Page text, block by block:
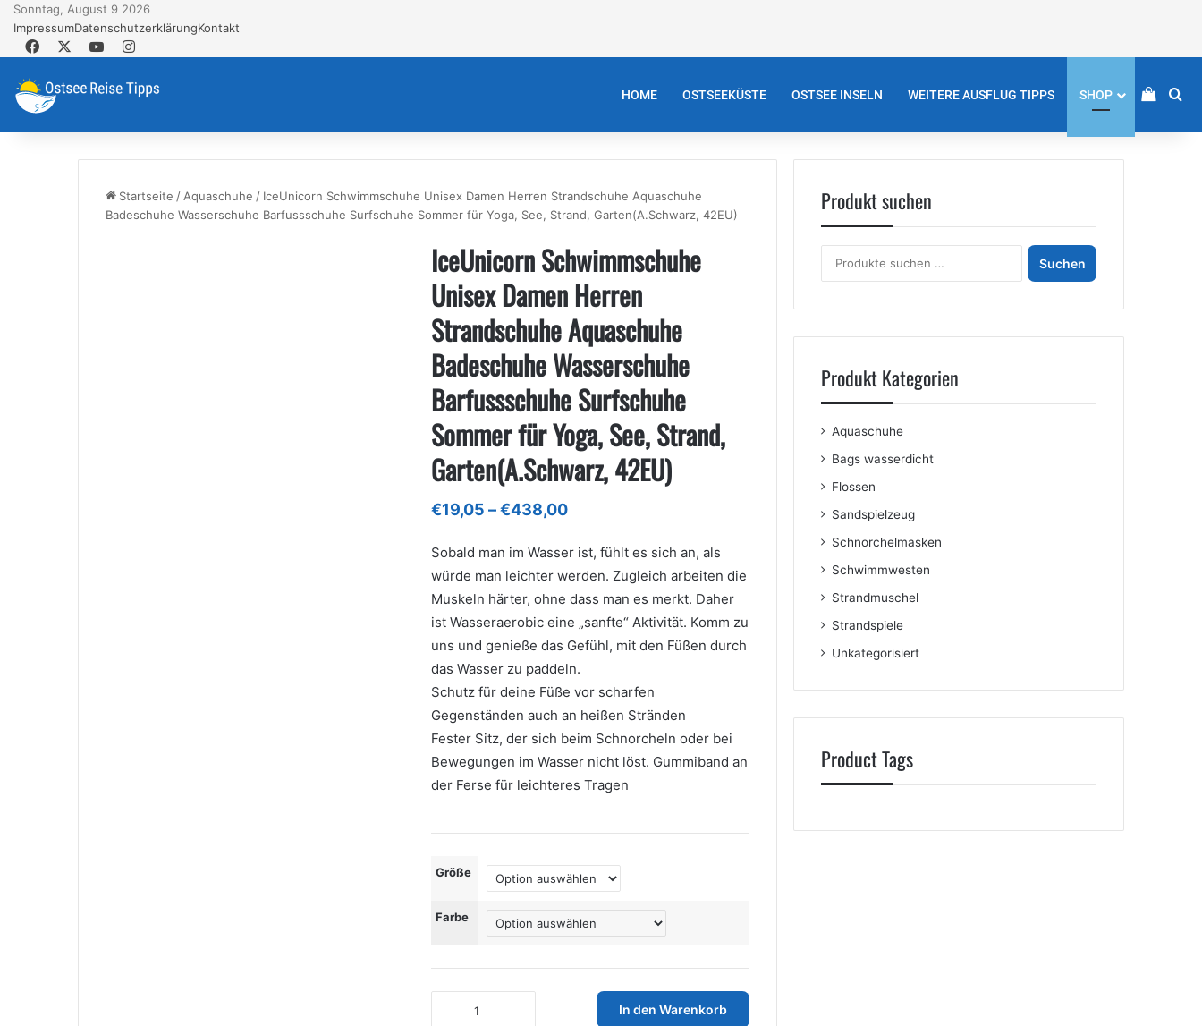
Sonntag, August 9 2026
ImpressumDatenschutzerklärungKontakt
FacebookYouTubeInstagram
HOME OSTSEEKÜSTE OSTSEE INSELN WEITERE AUSFLUG TIPPS SHOP
Startseite / Aquaschuhe / IceUnicorn Schwimmschuhe Unisex Damen Herren Strandschuhe Aquaschuhe
Badeschuhe Wasserschuhe Barfussschuhe Surfschuhe Sommer für Yoga, See, Strand, Garten(A.Schwarz, 42EU)
IceUnicorn Schwimmschuhe
Unisex Damen Herren
Strandschuhe Aquaschuhe
Badeschuhe Wasserschuhe
Barfussschuhe Surfschuhe
Sommer für Yoga, See, Strand,
Garten(A.Schwarz, 42EU)
€19,05 –€438,00Preisspanne:
bis
€438,00
Sobald man im Wasser ist, fühlt es sich an, als
würde man leichter werden. Zugleich arbeiten die
Muskeln härter, ohne dass man es merkt. Daher
ist Wasseraerobic eine „sanfte“ Aktivität. Komm zu
uns und genieße das Gefühl, mit den Füßen durch
das Wasser zu paddeln.
Schutz für deine Füße vor scharfen
Gegenständen auch an heißen Stränden
Fester Sitz, der sich beim Schnorcheln oder bei
Bewegungen im Wasser nicht löst. Gummiband an
der Ferse für leichteres Tragen
Größe
Farbe
Schwimmschuhe
In den Warenkorb
Produkt suchen
nach:
Suchen
Produkt Kategorien
Aquaschuhe
Bags wasserdicht
Flossen
Sandspielzeug
Schnorchelmasken
Schwimmwesten
Strandmuschel
Strandspiele
Unkategorisiert
Product Tags